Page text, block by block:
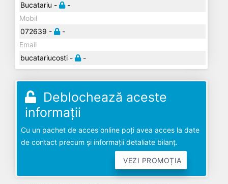
Bucatariu -
-
Mobil
072639 -
-
Email
bucatariucosti -
-
Deblochează aceste
informații
Cu un pachet de acces online poți avea acces la date
de contact precum și informații detaliate bilanț.
VEZI PROMOȚIA